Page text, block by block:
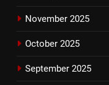
November 2025
October 2025
September 2025